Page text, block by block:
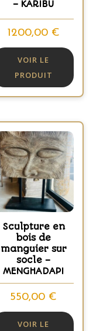
– KARIBU
1200,00 €
VOIR LE
PRODUIT
Sculpture en
bois de
manguier sur
socle –
MENGHADAPI
550,00 €
VOIR LE